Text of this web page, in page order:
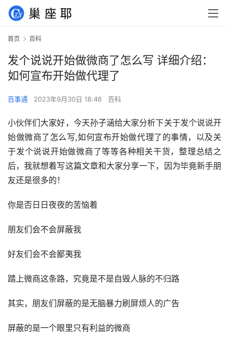
首页 百科
发个说说开始做微商了怎么写 详细介绍：
如何宣布开始做代理了
百事通 2023年9月30日 18:46 百科
小伙伴们大家好，今天孙子涵给大家分析下关于发个说说开
始做微商了怎么写,如何宣布开始做代理了的事情，以及关
于发个说说开始做微商了等等各种相关干货，整理总结之
后，我就想着写这篇文章和大家分享一下，因为毕竟新手朋
友还是很多的！
你是否日日夜夜的苦恼着
朋友们会不会屏蔽我
好友们会不会鄙夷我
踏上微商这条路，究竟是不是自毁人脉的不归路
其实，朋友们屏蔽的是无脑暴力刷屏烦人的广告
屏蔽的是一个眼里只有利益的微商